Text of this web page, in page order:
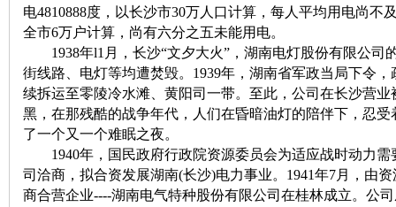
电4810888度，以长沙市30万人口计算，每人平均用电尚
全市6万户计算，尚有六分之五未能用电。
1938年l1月，长沙“文夕大火”，湖南电灯股份有限公司
街线路、电灯等均遭焚毁。1939年，湖南省军政当局下令
续拆运至零陵冷水滩、黄阳司一带。至此，公司在长沙营
黑，在那残酷的战争年代，人们在昏暗油灯的陪伴下，忍
了一个又一个难眠之夜。
1940年，国民政府行政院资源委员会为适应战时动力需
司洽商，拟合资发展湖南(长沙)电力事业。1941年7月，由
商合营企业----湖南电气特种股份有限公司在桂林成立。公